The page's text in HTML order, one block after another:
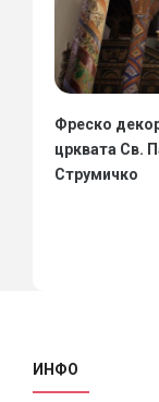
Фреско
црквата Св.
Струмичко
ИНФО